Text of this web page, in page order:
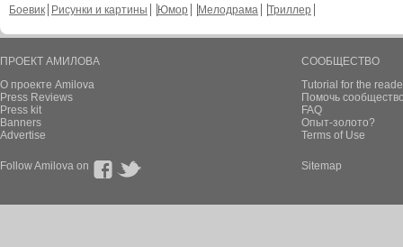
Боевик
Рисунки и картины Юмор Мелодрама Триллер
ПРОЕКТ АМИЛОВА
О проекте Amilova
Press Reviews
Press kit
Banners
Advertise
СООБЩЕСТВО
Tutorial for the
Помочь
FAQ
Опыт-золото?
Terms of Use
Follow Amilova on Sitemap